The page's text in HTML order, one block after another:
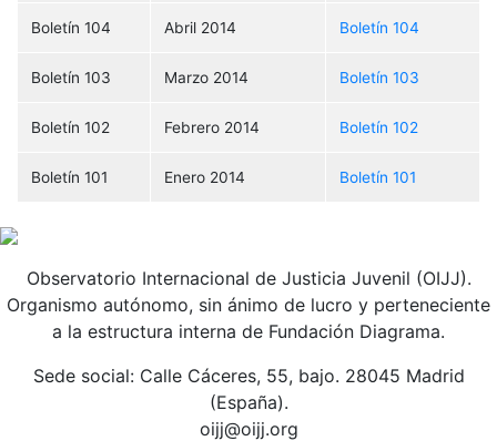
Boletín 104 Abril 2014 Boletín 104
Boletín 103 Marzo 2014 Boletín 103
Boletín 102 Febrero 2014 Boletín 102
Boletín 101 Enero 2014 Boletín 101
Observatorio Internacional de Justicia Juvenil (OIJJ).
Organismo autónomo, sin ánimo de lucro y perteneciente
a la estructura interna de Fundación Diagrama.
Sede social: Calle Cáceres, 55, bajo. 28045 Madrid
(España).
oijj@oijj.org